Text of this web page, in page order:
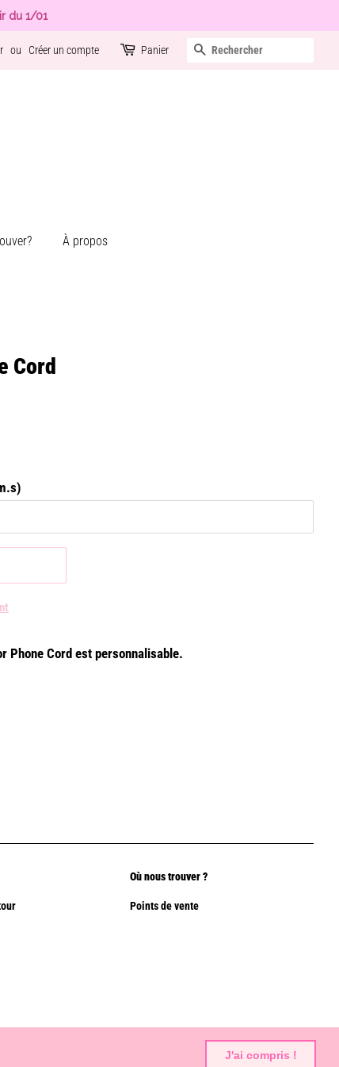
J'ai compris !
du 1/01
ou Créer un compte Panier Recherche
À propos
Cord
Phone Cord est personnalisable.
Où nous trouver ?
Points de vente